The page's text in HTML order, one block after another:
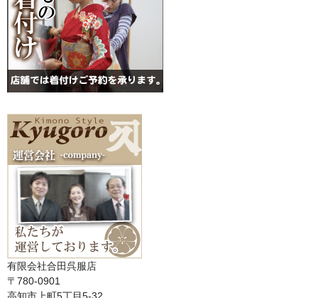
有限会社合田呉服店
〒780-0901
高知市上町5丁目5-32